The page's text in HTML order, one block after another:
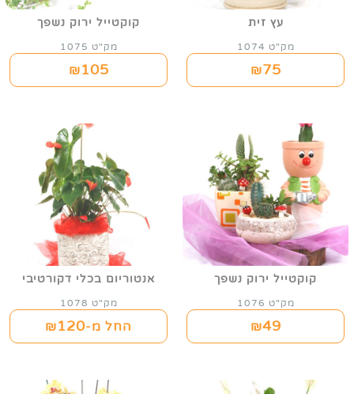
עץ זית
מק"ט 1074
₪75
קוקטייל ירוק נשפך
מק"ט 1075
₪105
קוקטייל ירוק נשפך
מק"ט 1076
₪49
אנטוריום בכלי דקורטיבי
מק"ט 1078
החל מ-₪120